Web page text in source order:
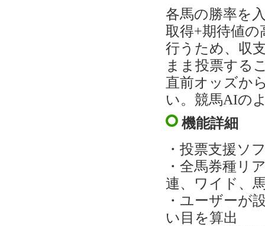
各馬の勝率を
取得+期待値
行うため、収
まま投票する
直前オッズか
い。競馬AIの
機能詳細
・投票支援ソ
・全馬券種リ
連、ワイド、
・ユーザーが
い目を算出